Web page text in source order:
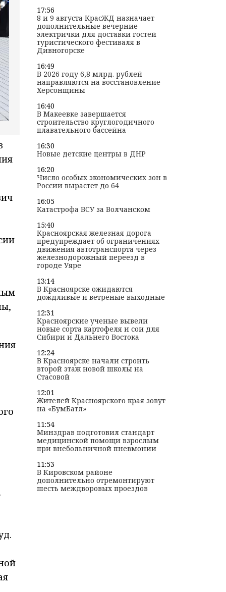
17:56
8 и 9 августа КрасЖД назначает
дополнительные вечерние
электрички для доставки гостей
туристического фестиваля в
Дивногорске
16:49
В 2026 году 6,8 млрд. рублей
направляются на восстановление
Херсонщины
16:40
В Макеевке завершается
строительство круглогодичного
плавательного бассейна
16:30
Новые детские центры в ДНР
16:20
Число особых экономических зон в
России вырастет до 64
16:05
Катастрофа ВСУ за Волчанском
15:40
Красноярская железная дорога
предупреждает об ограничениях
движения автотранспорта через
железнодорожный переезд в
городе Уяре
13:14
В Красноярске ожидаются
дождливые и ветреные выходные
12:31
Красноярские ученые вывели
новые сорта картофеля и сои для
Сибири и Дальнего Востока
12:24
В Красноярске начали строить
второй этаж новой школы на
Стасовой
12:01
Жителей Красноярского края зовут
на «БумБатл»
11:54
Минздрав подготовил стандарт
медицинской помощи взрослым
при внебольничной пневмонии
11:53
В Кировском районе
дополнительно отремонтируют
шесть междворовых проездов